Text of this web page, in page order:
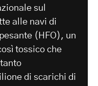
sul
alle navi di
(HFO), un
tossico che
di scarichi di